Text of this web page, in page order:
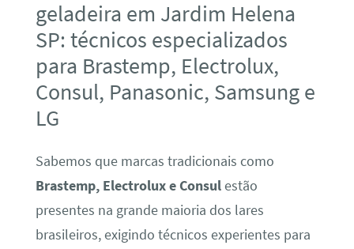
geladeira em Jardim Helena
SP: técnicos especializados
para Brastemp, Electrolux,
Consul, Panasonic, Samsung e
LG
Sabemos que marcas tradicionais como
Brastemp, Electrolux e Consulestão
presentes na grande maioria dos lares
brasileiros, exigindo técnicos experientes para